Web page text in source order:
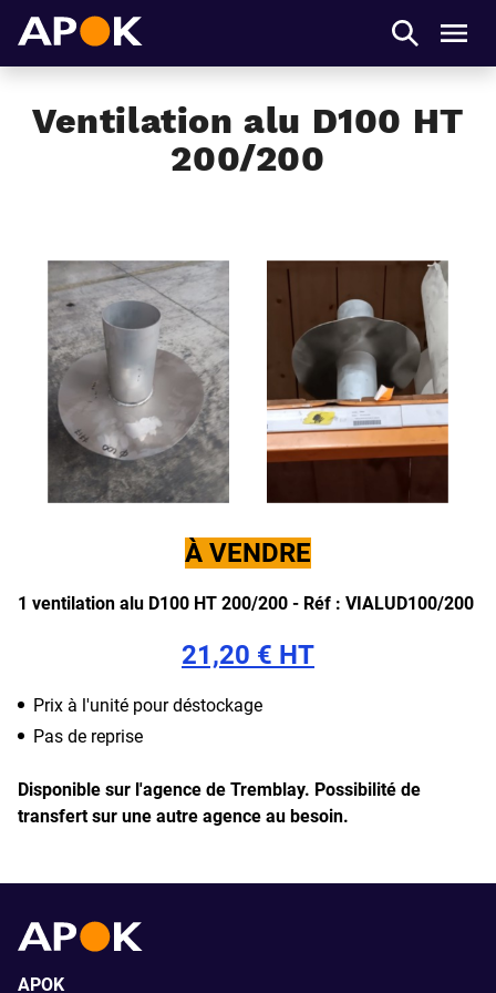
Ventilation alu D100 HT
200/200
À VENDRE
1 ventilation alu D100 HT 200/200 - Réf : VIALUD100/200
21,20 € HT
Prix à l'unité pour déstockage
Pas de reprise
Disponible sur l'agence de Tremblay. Possibilité de
transfert sur une autre agence au besoin.
APOK